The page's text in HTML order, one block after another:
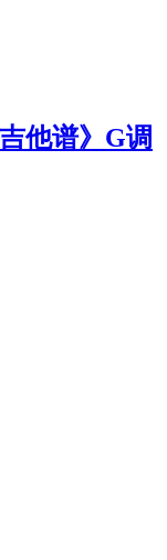
他谱》G调